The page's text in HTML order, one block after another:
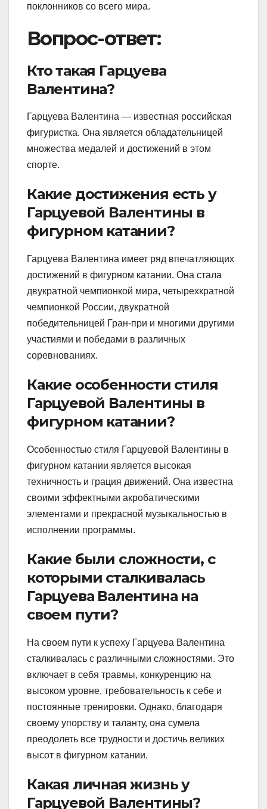
поклонников со всего мира.
Вопрос-ответ:
Кто такая Гарцуева
Валентина?
Гарцуева Валентина — известная российская
фигуристка. Она является обладательницей
множества медалей и достижений в этом
спорте.
Какие достижения есть у
Гарцуевой Валентины в
фигурном катании?
Гарцуева Валентина имеет ряд впечатляющих
достижений в фигурном катании. Она стала
двукратной чемпионкой мира, четырехкратной
чемпионкой России, двукратной
победительницей Гран-при и многими другими
участиями и победами в различных
соревнованиях.
Какие особенности стиля
Гарцуевой Валентины в
фигурном катании?
Особенностью стиля Гарцуевой Валентины в
фигурном катании является высокая
техничность и грация движений. Она известна
своими эффектными акробатическими
элементами и прекрасной музыкальностью в
исполнении программы.
Какие были сложности, с
которыми сталкивалась
Гарцуева Валентина на
своем пути?
На своем пути к успеху Гарцуева Валентина
сталкивалась с различными сложностями. Это
включает в себя травмы, конкуренцию на
высоком уровне, требовательность к себе и
постоянные тренировки. Однако, благодаря
своему упорству и таланту, она сумела
преодолеть все трудности и достичь великих
высот в фигурном катании.
Какая личная жизнь у
Гарцуевой Валентины?